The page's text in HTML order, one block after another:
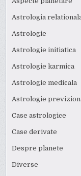
Astrologia
Astrologie
Astrologie initiatica
Astrologie karmica
Astrologie medicala
Astrologie
Case astrologice
Case derivate
Despre planete
Diverse